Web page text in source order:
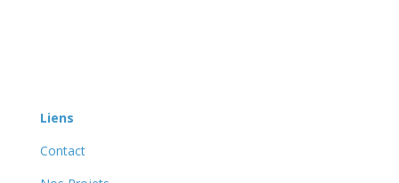
Liens
Contact